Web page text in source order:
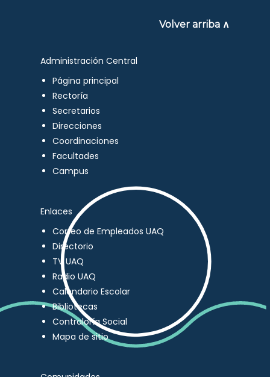
Volver arriba ∧
Administración Central
Página principal
Rectoría
Secretarios
Direcciones
Coordinaciones
Facultades
Campus
Enlaces
Correo de Empleados UAQ
Directorio
TV UAQ
Radio UAQ
Calendario Escolar
Bibliotecas
Contraloría Social
Mapa de sitio